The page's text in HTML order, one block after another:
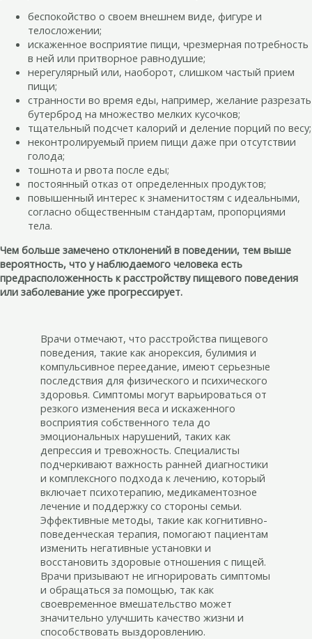
беспокойство о своем внешнем виде, фигуре и
телосложении;
искаженное восприятие пищи, чрезмерная потребность
в ней или притворное равнодушие;
нерегулярный или, наоборот, слишком частый прием
пищи;
странности во время еды, например, желание разрезать
бутерброд на множество мелких кусочков;
тщательный подсчет калорий и деление порций по весу;
неконтролируемый прием пищи даже при отсутствии
голода;
тошнота и рвота после еды;
постоянный отказ от определенных продуктов;
повышенный интерес к знаменитостям с идеальными,
согласно общественным стандартам, пропорциями
тела.
Чем больше замечено отклонений в поведении, тем выше
вероятность, что у наблюдаемого человека есть
предрасположенность к расстройству пищевого поведения
или заболевание уже прогрессирует.
Врачи отмечают, что расстройства пищевого
поведения, такие как анорексия, булимия и
компульсивное переедание, имеют серьезные
последствия для физического и психического
здоровья. Симптомы могут варьироваться от
резкого изменения веса и искаженного
восприятия собственного тела до
эмоциональных нарушений, таких как
депрессия и тревожность. Специалисты
подчеркивают важность ранней диагностики
и комплексного подхода к лечению, который
включает психотерапию, медикаментозное
лечение и поддержку со стороны семьи.
Эффективные методы, такие как когнитивно-
поведенческая терапия, помогают пациентам
изменить негативные установки и
восстановить здоровые отношения с пищей.
Врачи призывают не игнорировать симптомы
и обращаться за помощью, так как
своевременное вмешательство может
значительно улучшить качество жизни и
способствовать выздоровлению.